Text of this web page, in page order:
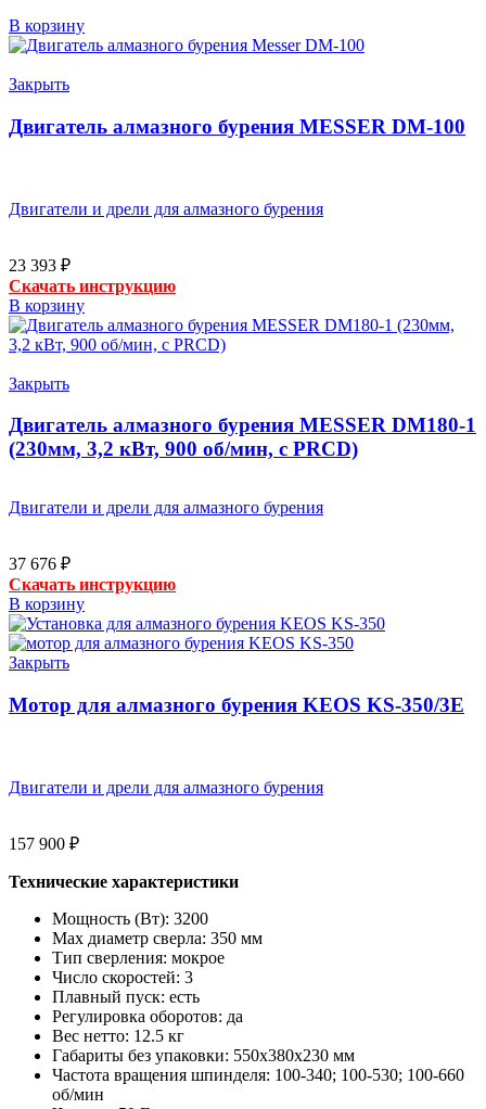
В корзину
Закрыть
Двигатель алмазного бурения MESSER DM-100
Двигатели и дрели для алмазного бурения
23 393 ₽
Скачать инструкцию
В корзину
Закрыть
Двигатель алмазного бурения MESSER DM180-1
(230мм, 3,2 кВт, 900 об/мин, с PRCD)
Двигатели и дрели для алмазного бурения
37 676 ₽
Скачать инструкцию
В корзину
Закрыть
Мотор для алмазного бурения KEOS KS-350/3E
Двигатели и дрели для алмазного бурения
157 900 ₽
Технические характеристики
Мощность (Вт): 3200
Max диаметр сверла: 350 мм
Тип сверления: мокрое
Число скоростей: 3
Плавный пуск: есть
Регулировка оборотов: да
Вес нетто: 12.5 кг
Габариты без упаковки: 550х380х230 мм
Частота вращения шпинделя: 100-340; 100-530; 100-660
об/мин